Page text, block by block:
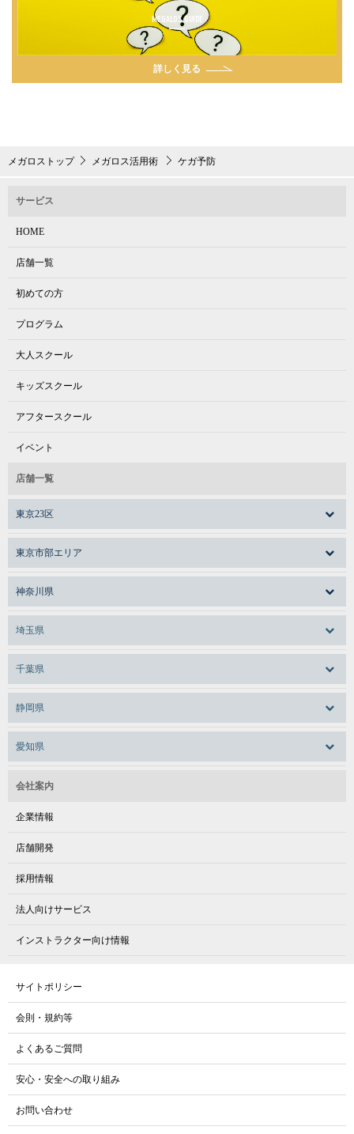
MEGALOS GUIDE
詳しく見る
メガロストップ メガロス活用術 ケガ予防
サービス
HOME
店舗一覧
初めての方
プログラム
大人スクール
キッズスクール
アフタースクール
イベント
店舗一覧
東京23区
東京市部エリア
神奈川県
埼玉県
千葉県
静岡県
愛知県
会社案内
企業情報
店舗開発
採用情報
法人向けサービス
インストラクター向け情報
サイトポリシー
会則・規約等
よくあるご質問
安心・安全への取り組み
お問い合わせ